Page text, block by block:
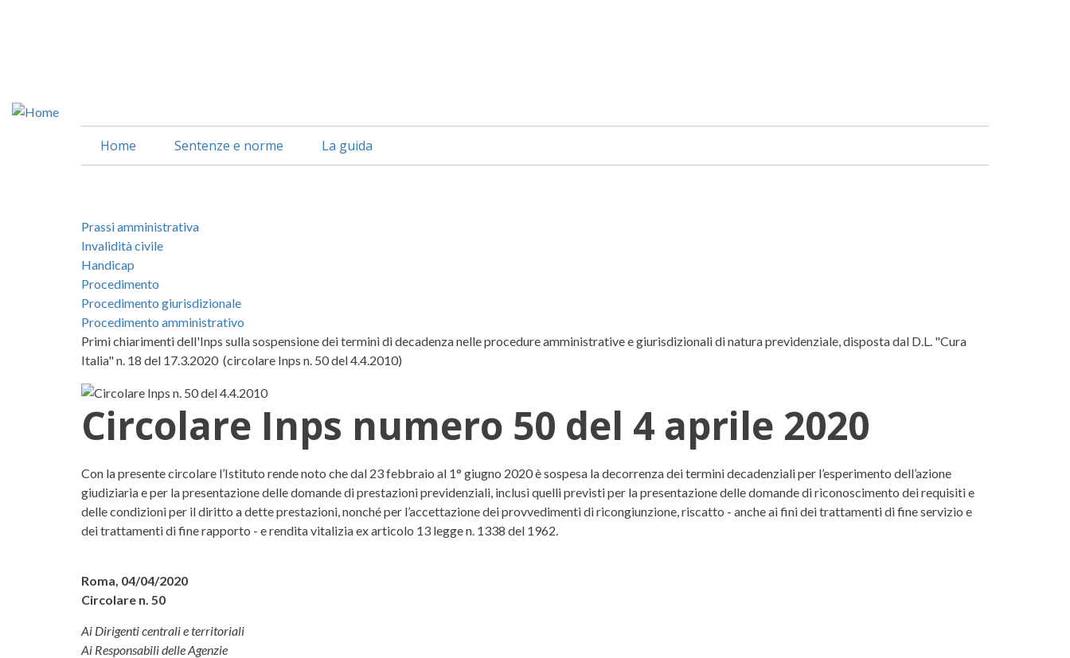
Home Sentenze e norme La guida
Prassi amministrativa
Invalidità civile
Handicap
Procedimento
Procedimento giurisdizionale
Procedimento amministrativo
Primi chiarimenti dell'Inps sulla sospensione dei termini di decadenza nelle procedure amministrative e giurisdizionali di natura previdenziale, disposta dal D.L. "Cura
Italia" n. 18 del 17.3.2020 (circolare Inps n. 50 del 4.4.2010)
Circolare Inps numero 50 del 4 aprile 2020
Circolare Inps numero 50 del 4 aprile 2020
Con la presente circolare l’Istituto rende noto che dal 23 febbraio al 1° giugno 2020 è sospesa la decorrenza dei termini decadenziali per l’esperimento dell’azione
giudiziaria e per la presentazione delle domande di prestazioni previdenziali, inclusi quelli previsti per la presentazione delle domande di riconoscimento dei requisiti e
delle condizioni per il diritto a dette prestazioni, nonché per l’accettazione dei provvedimenti di ricongiunzione, riscatto - anche ai fini dei trattamenti di fine servizio e
dei trattamenti di fine rapporto - e rendita vitalizia ex articolo 13 legge n. 1338 del 1962.
Roma, 04/04/2020
Circolare n. 50
Ai Dirigenti centrali e territoriali
Ai Responsabili delle Agenzie